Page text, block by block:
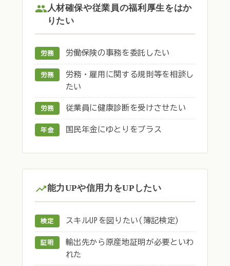
人材確保や従業員の福利厚生をはか
りたい
労務 労働保険の事務を委託したい
労務
労務・雇用に関する規則等を相談し
たい
労務 従業員に健康診断を受けさせたい
年金 国民年金にゆとりをプラス
能力UPや信用力をUPしたい
検定 スキルUPを図りたい(簿記検定)
証明
輸出先から原産地証明が必要といわ
れた